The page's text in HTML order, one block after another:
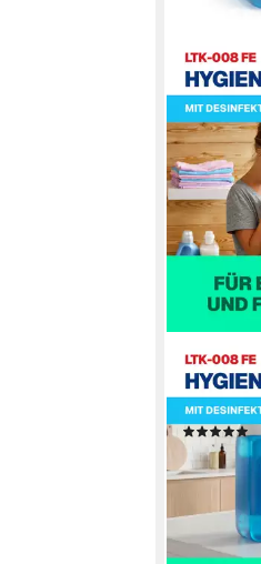
LTK-008
Hygiene
(2L
ab 18,95 €
(9,48 €/ 1 l)
lieferbar -